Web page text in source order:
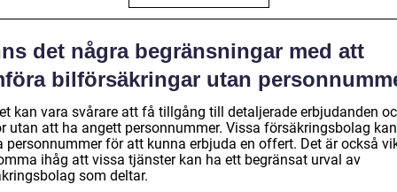
det några begränsningar med att
bilförsäkringar utan
kan vara svårare att få tillgång till detaljerade erbjudanden
utan att ha angett personnummer. Vissa försäkringsbolag kan
personnummer för att kunna erbjuda en offert. Det är också
ihåg att vissa tjänster kan ha ett begränsat urval av
som deltar.